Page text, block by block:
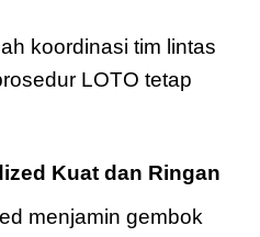
koordinasi tim lintas
LOTO tetap
Kuat dan Ringan
menjamin gembok